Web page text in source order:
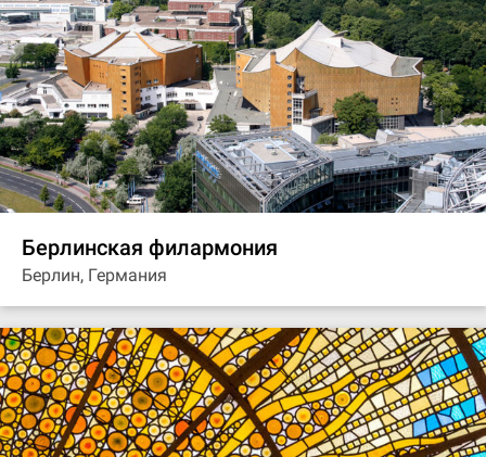
Берлинская филармония
Берлин, Германия